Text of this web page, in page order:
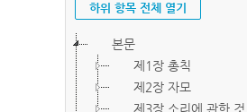
하위 항목 전체 열기
본문
제1장 총칙
제2장 자모
제3장 소리에 관한 것